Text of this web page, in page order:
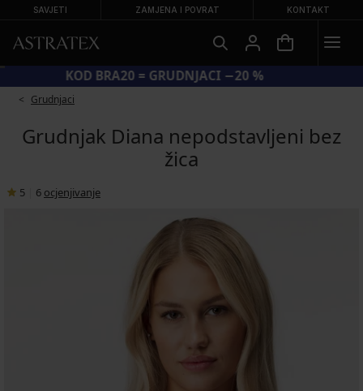
SAVJETI ZAMJENA I POVRAT KONTAKT
KOD BRA20 = GRUDNJACI −20 %
Grudnjaci
Grudnjak Diana nepodstavljeni bez
žica
5 6 ocjenjivanje